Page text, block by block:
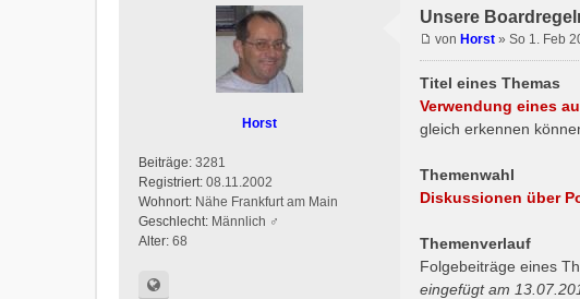
Horst
Beiträge: 3281
Registriert: 08.11.2002
Wohnort: Nähe Frankfurt am Main
Geschlecht: Männlich ♂
Alter: 68
Unsere
von Horst » So 1. Feb
Titel eines Themas
Verwendung eines
gleich erkennen
Themenwahl
Diskussionen über
Themenverlauf
Folgebeiträge eines
eingefügt am